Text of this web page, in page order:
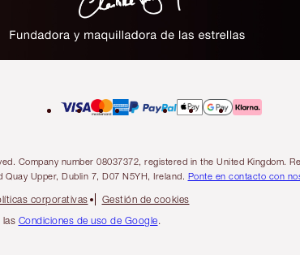
Company number 08037372, registered in the United Kingdom.
Upper, Dublin 7, D07 N5YH, Ireland.
Ponte en contacto con
corporativas
Gestión de cookies
las Condiciones de uso de Google.